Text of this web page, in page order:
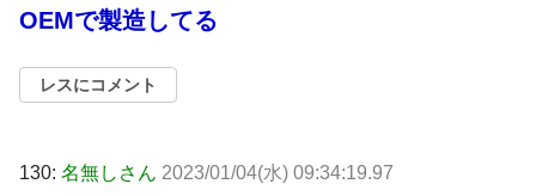
OEMで製造してる
レスにコメント
130: 名無しさん 2023/01/04(水) 09:34:19.97